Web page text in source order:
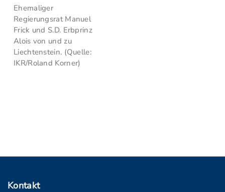
Ehemaliger
Regierungsrat Manuel
Frick und S.D. Erbprinz
Alois von und zu
Liechtenstein. (Quelle:
IKR/Roland Korner)
Kontakt